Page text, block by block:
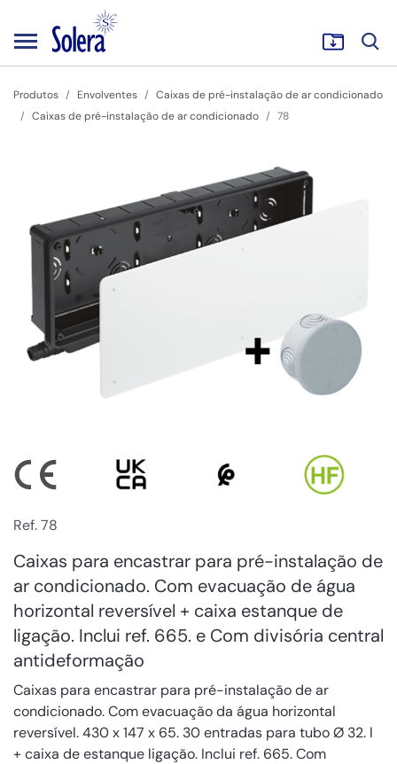
Produtos Envolventes
Caixas de pré-instalação de ar condicionado
Caixas de pré-instalação de ar condicionado
78
Ref. 78
Caixas para encastrar para pré-instalação de
ar condicionado. Com evacuação de água
horizontal reversível + caixa estanque de
ligação. Inclui ref. 665. e Com divisória central
antideformação
Caixas para encastrar para pré-instalação de ar
condicionado. Com evacuação da água horizontal
reversível. 430 x 147 x 65. 30 entradas para tubo Ø 32. l
+ caixa de estanque ligação. Inclui ref. 665. Com